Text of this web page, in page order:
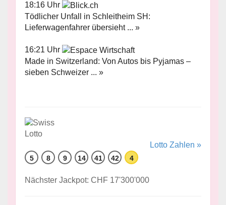
18:16 Uhr
Tödlicher Unfall in Schleitheim SH:
Lieferwagenfahrer übersieht ... »
16:21 Uhr
Made in Switzerland: Von Autos bis Pyjamas –
sieben Schweizer ... »
Lotto Zahlen »
5 8 9 14 41 42 4
Nächster Jackpot: CHF 17'300'000